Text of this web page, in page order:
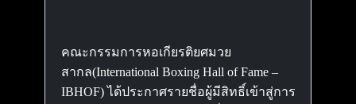
คณะกรรมการหอเกียรติยศมวย
สากล(International Boxing Hall of Fame –
IBHOF) ได้ประกาศรายชื่อผู้มีสิทธิ์เข้าสู่การ